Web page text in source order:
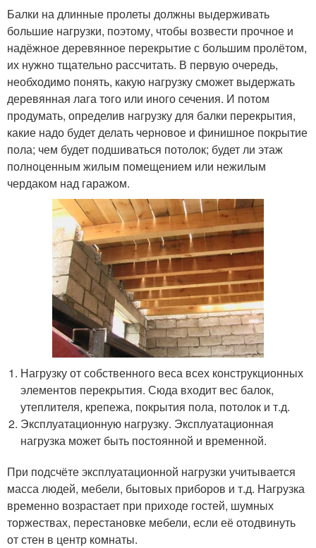
Балки на длинные пролеты должны выдерживать
большие нагрузки, поэтому, чтобы возвести прочное и
надёжное деревянное перекрытие с большим пролётом,
их нужно тщательно рассчитать. В первую очередь,
необходимо понять, какую нагрузку сможет выдержать
деревянная лага того или иного сечения. И потом
продумать, определив нагрузку для балки перекрытия,
какие надо будет делать черновое и финишное покрытие
пола; чем будет подшиваться потолок; будет ли этаж
полноценным жилым помещением или нежилым
чердаком над гаражом.
Нагрузку от собственного веса всех конструкционных
элементов перекрытия. Сюда входит вес балок,
утеплителя, крепежа, покрытия пола, потолок и т.д.
Эксплуатационную нагрузку. Эксплуатационная
нагрузка может быть постоянной и временной.
При подсчёте эксплуатационной нагрузки учитывается
масса людей, мебели, бытовых приборов и т.д. Нагрузка
временно возрастает при приходе гостей, шумных
торжествах, перестановке мебели, если её отодвинуть
от стен в центр комнаты.